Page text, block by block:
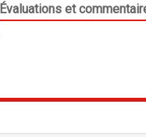
Évaluations et
100%